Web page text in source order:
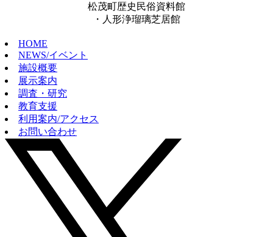
松茂町歴史民俗資料館
・人形浄瑠璃芝居館
HOME
NEWS/イベント
施設概要
展示案内
調査・研究
教育支援
利用案内/アクセス
お問い合わせ